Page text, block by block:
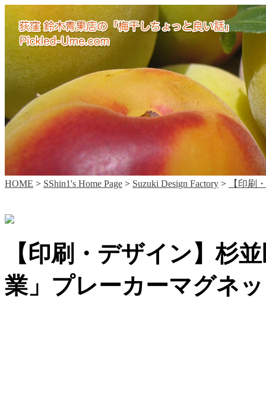
HOME > SShin1's Home Page > Suzuki Design Factory > 【印刷
【印刷・デザイン】杉
業」プレーカーマグネ